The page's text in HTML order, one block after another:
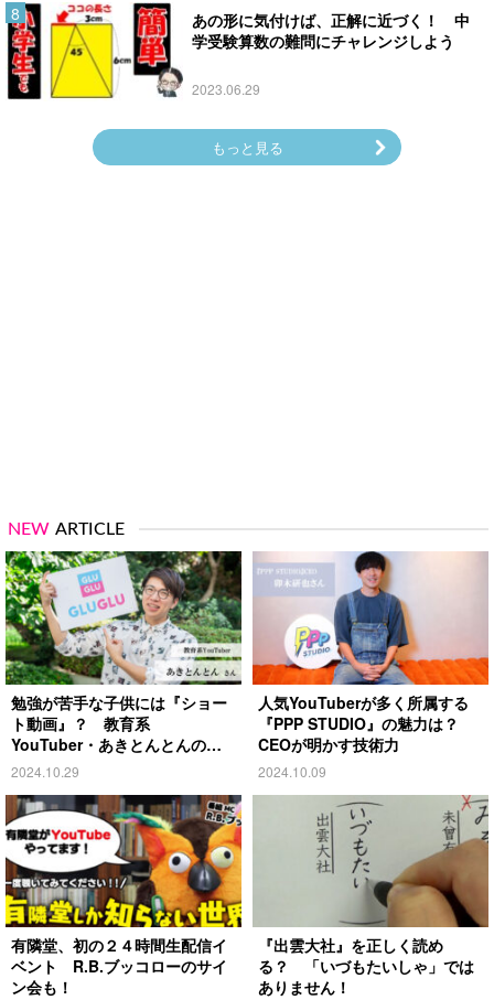
あの形に気付けば、正解に近づく！ 中
学受験算数の難問にチャレンジしよう
2023.06.29
もっと見る
NEW ARTICLE
勉強が苦手な子供には『ショー
ト動画』？ 教育系
YouTuber・あきとんとんの戦
略とは
2024.10.29
人気YouTuberが多く所属する
『PPP STUDIO』の魅力は？
CEOが明かす技術力
2024.10.09
有隣堂、初の２４時間生配信イ
ベント R.B.ブッコローのサイ
ン会も！
『出雲大社』を正しく読め
る？ 「いづもたいしゃ」では
ありません！